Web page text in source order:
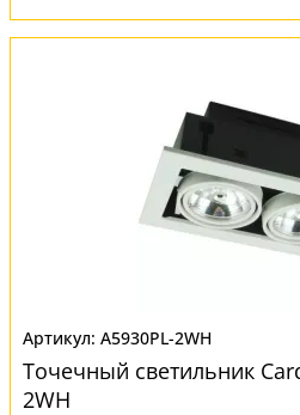
A5930PL-2WH
Точечный светильник
2WH